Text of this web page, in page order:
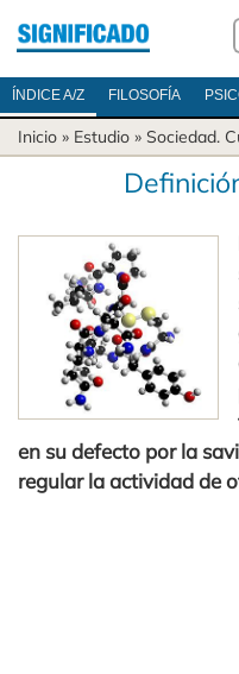
ÍNDICE A/Z FILOSOFÍA
Inicio » Estudio » Sociedad.
en su defecto por la
regular la actividad de